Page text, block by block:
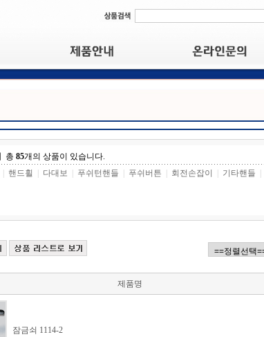
총 85개의 상품이 있습니다.
핸드휠 다대보 푸쉬턴핸들 푸쉬버튼 회전손잡이 기타핸들
제품명
잠금쇠 1114-2